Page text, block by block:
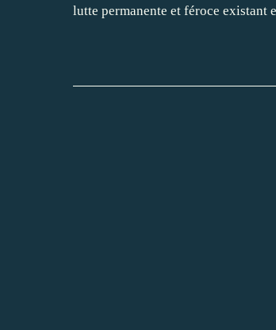
lutte permanente et féroce existant